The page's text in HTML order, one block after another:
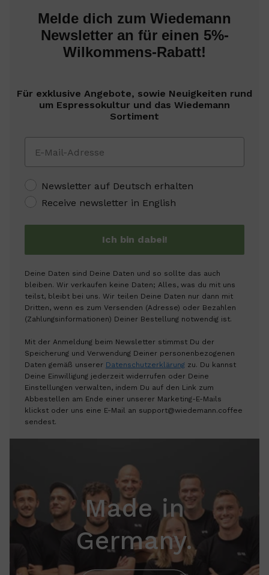
Melde dich zum Wiedemann
Newsletter an für einen 5%-
Wilkommens-Rabatt!
Für exklusive Angebote, sowie Neuigkeiten rund
um Espressokultur und das Wiedemann
Sortiment
Newsletter auf Deutsch erhalten
Receive newsletter in English
Ich bin dabei!
Deine Daten sind Deine Daten und so sollte das auch
bleiben. Wir verkaufen keine Daten; Alles, was du mit uns
teilst, bleibt bei uns. Wir teilen Deine Daten nur dann mit
Dritten, wenn es zum Versenden (Adresse) oder Bezahlen
(Zahlungsinformationen) Deiner Bestellung notwendig ist.
Mit der Anmeldung beim Newsletter stimmst Du der
Speicherung und Verwendung Deiner personenbezogenen
Daten gemäß unserer Datenschutzerklärungzu. Du kannst
Deine Einwilligung jederzeit widerrufen oder Deine
Einstellungen verwalten, indem Du auf den Link zum
Abbestellen am Ende einer unserer Marketing-E-Mails
klickst oder uns eine E-Mail an support@wiedemann.coffee
sendest.
Made in
Germany.